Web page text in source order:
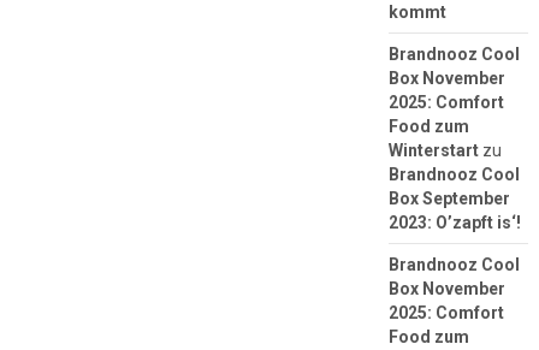
kommt
Brandnooz Cool
Box November
2025: Comfort
Food zum
Winterstartzu
Brandnooz Cool
Box September
2023: O’zapft is‘!
Brandnooz Cool
Box November
2025: Comfort
Food zum